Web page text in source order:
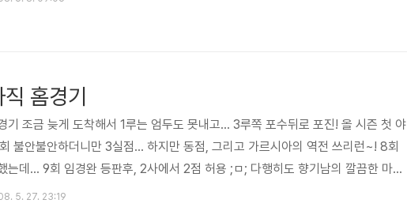
홈경기
기 조금 늦게 도착해서 1루는 엄두도 못내고... 3루쪽 포수뒤로 포진! 올 시즌 첫 야
불안불안하더니만 3실점... 하지만 동점, 그리고 가르시아의 역전 쓰리런~! 8회
는데... 9회 임경완 등판후, 2사에서 2점 허용 ;ㅁ; 다행히도 향기남의 깔끔한 마무
야구보러 사직가지싶다 ㅎㅎ
5. 27. 23:19